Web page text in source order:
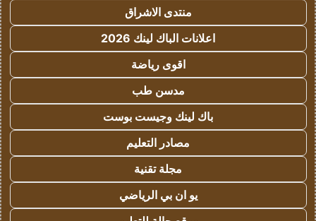
منتدى الاشراق
اعلانات الباك لينك 2026
اقوى رياضة
مدسن طب
باك لينك وجيست بوست
مصادر التعليم
مجلة تقنية
يو ان بي الرياضي